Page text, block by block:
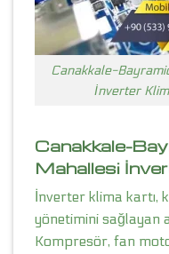
Canakkale-
İnverter
Canakkale-
Mahallesi
İnverter klima kartı,
yönetimini sağlayan
Kompresör, fan